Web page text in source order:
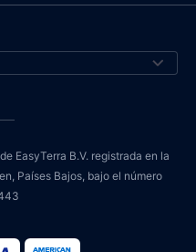
EasyTerra B.V. registrada en la
Países Bajos, bajo el número